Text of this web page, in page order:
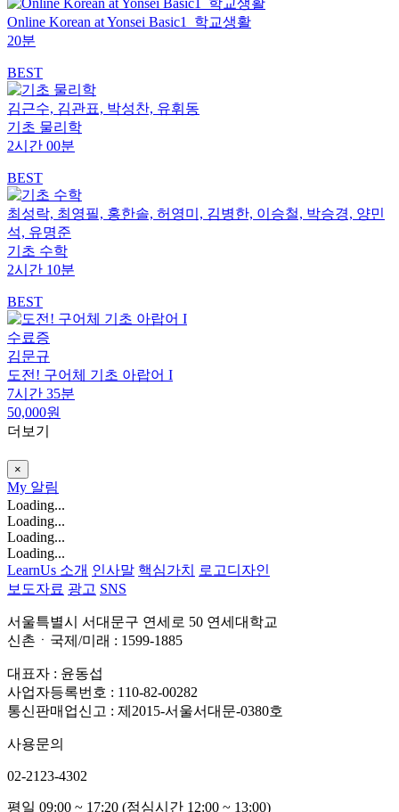
Online Korean at Yonsei Basic1_학교생활
20분
BEST
김근수, 김관표, 박성찬, 유휘동
기초 물리학
2시간 00분
BEST
최성락, 최영필, 홍한솔, 허영미, 김병한, 이승철, 박승경, 양민
석, 유명준
기초 수학
2시간 10분
BEST
수료증
김문규
도전! 구어체 기초 아랍어 I
7시간 35분
50,000원
더보기
×
My 알림
Loading...
Loading...
Loading...
Loading...
LearnUs 소개 인사말 핵심가치
로고디자인
보도자료 광고 SNS
서울특별시 서대문구 연세로 50 연세대학교
신촌ㆍ국제/미래 : 1599-1885
대표자 : 윤동섭
사업자등록번호 : 110-82-00282
통신판매업신고 : 제2015-서울서대문-0380호
사용문의
02-2123-4302
평일 09:00 ~ 17:20 (점심시간 12:00 ~ 13:00)